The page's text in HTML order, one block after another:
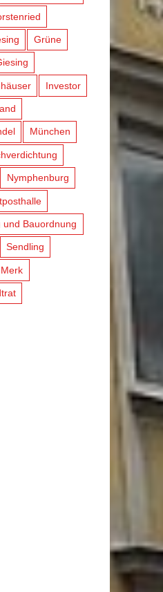
Grüne
Investor
München
Nymphenburg
und Bauordnung
Sendling